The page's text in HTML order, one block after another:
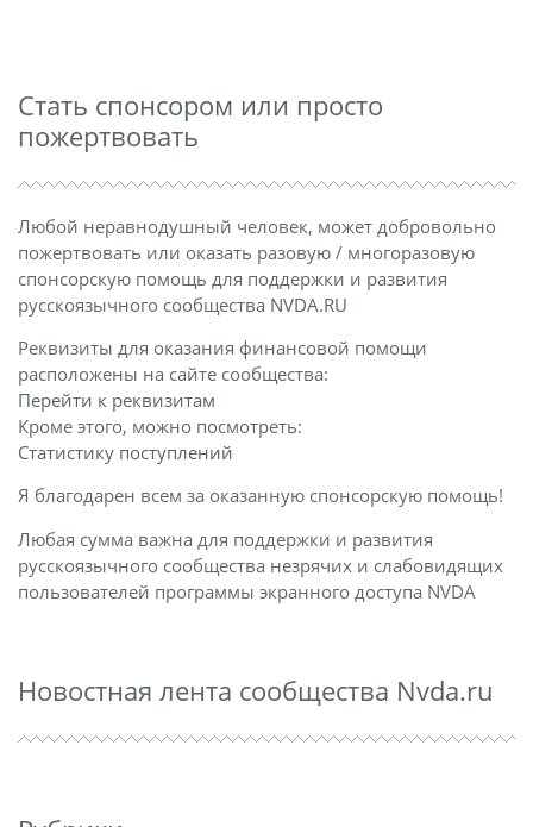
Стать спонсором или просто
пожертвовать
Любой неравнодушный человек, может добровольно
пожертвовать или оказать разовую / многоразовую
спонсорскую помощь для поддержки и развития
русскоязычного сообщества NVDA.RU
Реквизиты для оказания финансовой помощи
расположены на сайте сообщества:
Перейти к реквизитам
Кроме этого, можно посмотреть:
Статистику поступлений
Я благодарен всем за оказанную спонсорскую помощь!
Любая сумма важна для поддержки и развития
русскоязычного сообщества незрячих и слабовидящих
пользователей программы экранного доступа NVDA
Новостная лента сообщества Nvda.ru